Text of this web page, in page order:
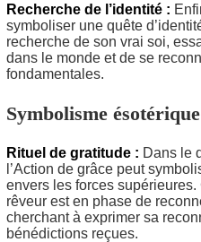
Recherche de l’identité :
symboliser une quête
recherche de son vrai soi,
dans le monde et de se
fondamentales.
Symbolisme
Rituel de gratitude : Dans le
l’Action de grâce peut
envers les forces
rêveur est en phase de
cherchant à exprimer sa
bénédictions reçues.